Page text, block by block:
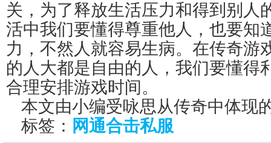
关，为了释放生活压力和得到别人
活中我们要懂得尊重他人，也要知
力，不然人就容易生病。在传奇游
的人大都是自由的人，我们要懂得
合理安排游戏时间。
本文由小编受咏思从传奇中体现
标签： 网通合击私服